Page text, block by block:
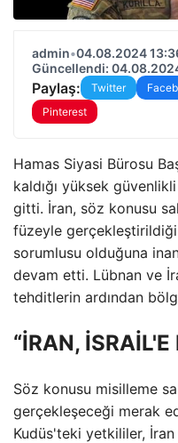
admin•04.08.2024
Güncellendi:
Paylaş: Twitter
Pinterest
Hamas Siyasi Bürosu
kaldığı yüksek
gitti. İran, söz konusu
füzeyle
sorumlusu olduğuna
devam etti. Lübnan ve
tehditlerin ardından
“İRAN,
Söz konusu misilleme
gerçekleşeceği merak
Kudüs'teki yetkililer,